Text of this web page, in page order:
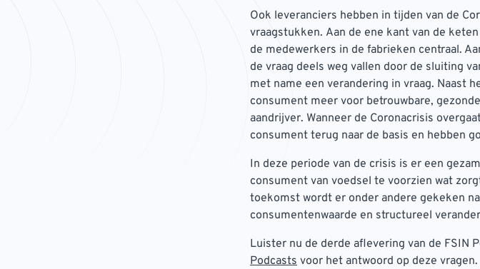
Ook leveranciers hebben in tijden van de
vraagstukken. Aan de ene kant van de
de medewerkers in de fabrieken centraal.
de vraag deels weg vallen door de sluiting
met name een verandering in vraag. Naast
consument meer voor betrouwbare,
aandrijver. Wanneer de Coronacrisis
consument terug naar de basis en hebben
In deze periode van de crisis is er een
consument van voedsel te voorzien wat
toekomst wordt er onder andere gekeken
consumentenwaarde en structureel
Luister nu de derde aflevering van de FSIN
Podcasts voor het antwoord op deze